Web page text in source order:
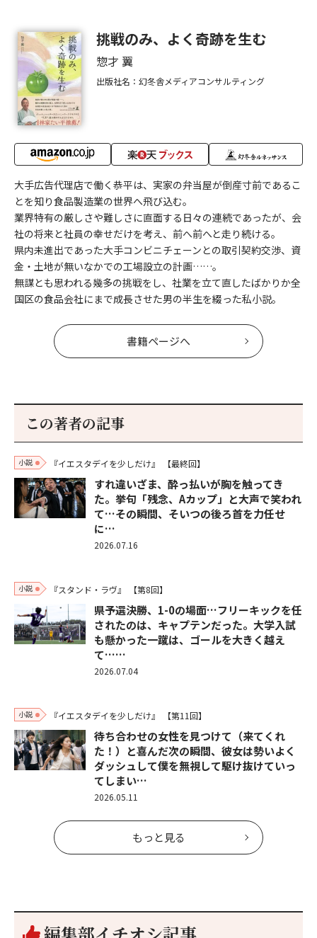
挑戦のみ、よく奇跡を生む
惣才 翼
出版社名：幻冬舎メディアコンサルティング
大手広告代理店で働く恭平は、実家の弁当屋が倒産寸前であるこ
とを知り食品製造業の世界へ飛び込む。
業界特有の厳しさや難しさに直面する日々の連続であったが、会
社の将来と社員の幸せだけを考え、前へ前へと走り続ける。
県内未進出であった大手コンビニチェーンとの取引契約交渉、資
金・土地が無いなかでの工場設立の計画……。
無謀とも思われる幾多の挑戦をし、社業を立て直したばかりか全
国区の食品会社にまで成長させた男の半生を綴った私小説。
書籍ページへ
この著者の記事
小説 『イエスタデイを少しだけ』 【最終回】
すれ違いざま、酔っ払いが胸を触ってき
た。挙句「残念、Aカップ」と大声で笑われ
て…その瞬間、そいつの後ろ首を力任せ
に…
2026.07.16
小説 『スタンド・ラヴ』 【第8回】
県予選決勝、1-0の場面…フリーキックを任
されたのは、キャプテンだった。大学入試
も懸かった一蹴は、ゴールを大きく越え
て……
2026.07.04
小説 『イエスタデイを少しだけ』 【第11回】
待ち合わせの女性を見つけて（来てくれ
た！）と喜んだ次の瞬間、彼女は勢いよく
ダッシュして僕を無視して駆け抜けていっ
てしまい…
2026.05.11
もっと見る